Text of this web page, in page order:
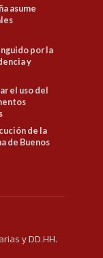
asume
por la
y
el uso del
de la
de Buenos
y DD.HH.